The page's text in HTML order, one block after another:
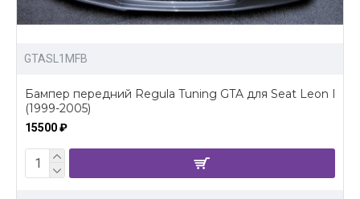
GTASL1MFB
Бампер передний Regula Tuning GTA для Seat Leon I
(1999-2005)
15500 ₽